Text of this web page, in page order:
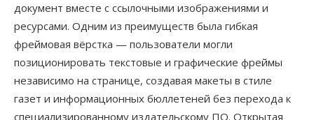
документ вместе с ссылочными изображениями и
ресурсами. Одним из преимуществ была гибкая
фреймовая вёрстка — пользователи могли
позиционировать текстовые и графические фреймы
независимо на странице, создавая макеты в стиле
газет и информационных бюллетеней без перехода к
специализированному издательскому ПО. Открытая